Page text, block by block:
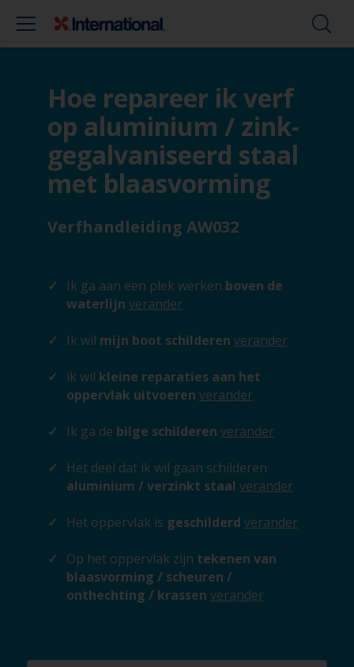
Hoe repareer ik verf
op aluminium / zink-
gegalvaniseerd staal
met blaasvorming
Verfhandleiding AW032
Ik ga aan een plek werken boven de
waterlijn verander
Ik wil mijn boot schilderen verander
ik wil kleine reparaties aan het
oppervlak uitvoeren verander
Ik ga de bilge schilderen verander
Het deel dat ik wil gaan schilderen
aluminium / verzinkt staal verander
Het oppervlak is geschilderd verander
Op het oppervlak zijn tekenen van
blaasvorming / scheuren /
onthechting / krassen verander